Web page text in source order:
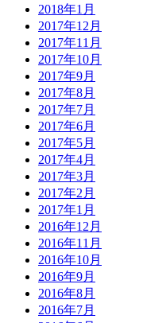
2018年1月
2017年12月
2017年11月
2017年10月
2017年9月
2017年8月
2017年7月
2017年6月
2017年5月
2017年4月
2017年3月
2017年2月
2017年1月
2016年12月
2016年11月
2016年10月
2016年9月
2016年8月
2016年7月